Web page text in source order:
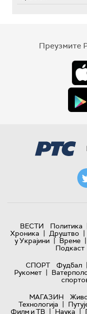
Преузмите
ВЕСТИ Политика
Хроника | Друштво |
у Украјини | Време |
Подкаст
СПОРТ
Фудбал |
Рукомет |
МАГАЗИН
Технологијa |
Филм и ТВ | Наука |